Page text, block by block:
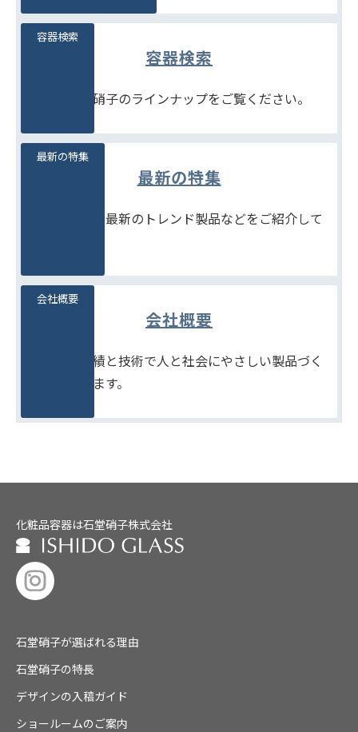
容器検索
豊富な石堂硝子のラインナップをご覧ください。
容器検索
最新の特集
季節商品や、最新のトレンド製品などをご紹介して
最新の特集
会社概要
たしかな実績と技術で人と社会にやさしい製品づく
りをめざします。
会社概要
化粧品容器は石堂硝子株式会社
石堂硝子が選ばれる理由
石堂硝子の特長
デザインの入稿ガイド
ショールームのご案内